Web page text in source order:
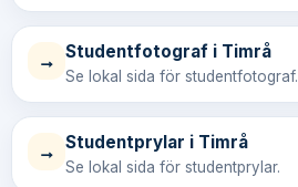
→ Studentfotograf i Timrå
Se lokal sida för studentfotograf.
→ Studentprylar i Timrå
Se lokal sida för studentprylar.